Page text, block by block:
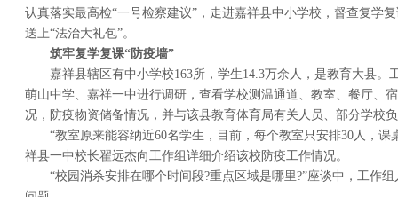
认真落实最高检“一号检察建议”，走进嘉祥县中小学校，督查复学
送上“法治大礼包”。
筑牢复学复课“防疫墙”
嘉祥县辖区有中小学校163所，学生14.3万余人，是教育大县。
萌山中学、嘉祥一中进行调研，查看学校测温通道、教室、餐厅、
况，防疫物资储备情况，并与该县教育体育局有关人员、部分学校
“教室原来能容纳近60名学生，目前，每个教室只安排30人，
祥县一中校长翟远杰向工作组详细介绍该校防疫工作情况。
“校园消杀安排在哪个时间段?重点区域是哪里?”座谈中，工作